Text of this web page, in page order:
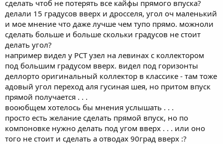
сделать чтоб не потерять все кайфы прямого впуска?
делали 15 градусов вверх и дросселя, угол оч маленький
и мое мнение что даже лучше чем тупо прямо. можноли
сделать больше и больше скольки градусов не стоит
делать угол?
например видел у РСТ узел на левинах с коллектором
под большим градусом вверх. видел под горизонты
деллорто оригинальный коллектор в классике - там тоже
адовый угол переход аля гусиная шея, но притом впуск
прямой получается . . .
вооюбщем хотелось бы мнения услышать . . .
просто есть желание сделать прямой впуск, но по
компоновке нужно делать под угом вверх . . . или оно
того не стоит и сделать а отводах 90град вверх :?